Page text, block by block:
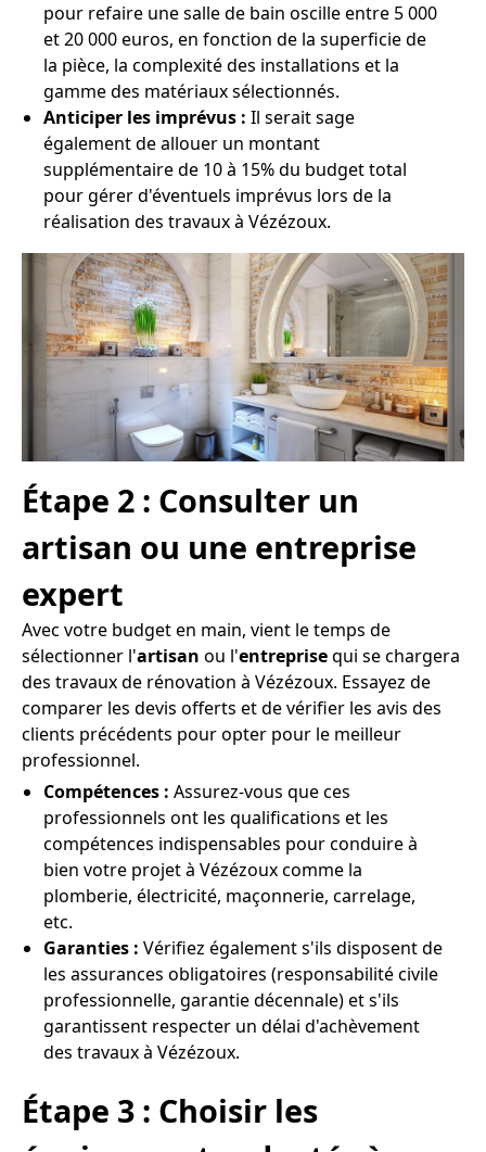
pour refaire une salle de bain oscille entre 5 000
et 20 000 euros, en fonction de la superficie de
la pièce, la complexité des installations et la
gamme des matériaux sélectionnés.
Anticiper les imprévus : Il serait sage
également de allouer un montant
supplémentaire de 10 à 15% du budget total
pour gérer d'éventuels imprévus lors de la
réalisation des travaux à Vézézoux.
Étape 2 : Consulter un
artisan ou une entreprise
expert
Avec votre budget en main, vient le temps de
sélectionner l'artisan ou l'entreprisequi se chargera
des travaux de rénovation à Vézézoux. Essayez de
comparer les devis offerts et de vérifier les avis des
clients précédents pour opter pour le meilleur
professionnel.
Compétences : Assurez-vous que ces
professionnels ont les qualifications et les
compétences indispensables pour conduire à
bien votre projet à Vézézoux comme la
plomberie, électricité, maçonnerie, carrelage,
etc.
Garanties : Vérifiez également s'ils disposent de
les assurances obligatoires (responsabilité civile
professionnelle, garantie décennale) et s'ils
garantissent respecter un délai d'achèvement
des travaux à Vézézoux.
Étape 3 : Choisir les